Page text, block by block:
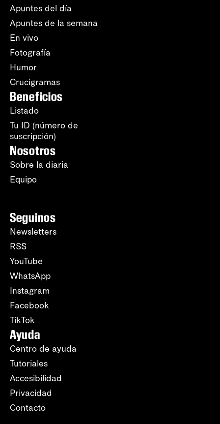
Apuntes del día
Apuntes de la semana
En vivo
Fotografía
Humor
Crucigramas
Beneficios
Listado
Tu ID (número de
suscripción)
Nosotros
Sobre la diaria
Equipo
Seguinos
Newsletters
RSS
YouTube
WhatsApp
Instagram
Facebook
TikTok
Ayuda
Centro de ayuda
Tutoriales
Accesibilidad
Privacidad
Contacto